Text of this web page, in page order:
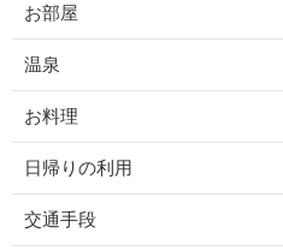
お部屋
温泉
お料理
日帰りの利用
交通手段